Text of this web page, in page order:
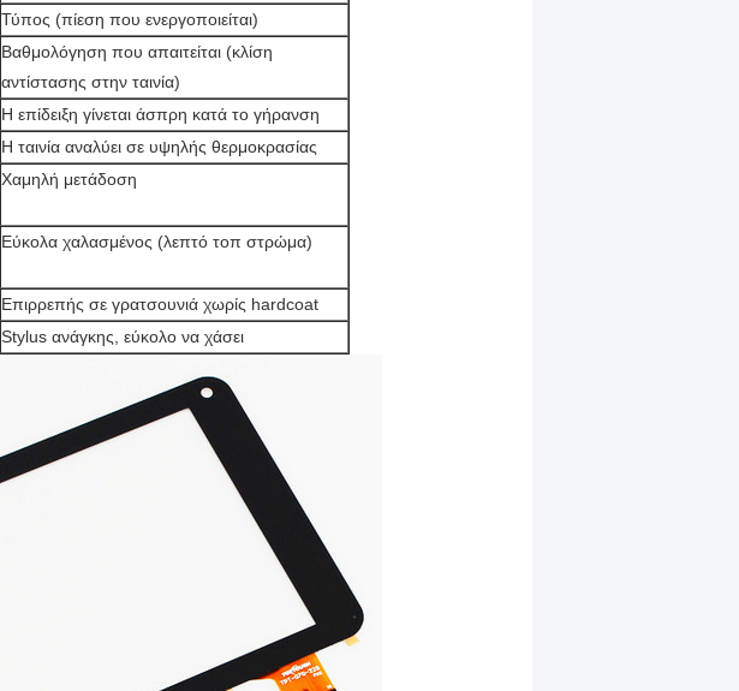
Τύπος (πίεση που ενεργοποιείται)
Βαθμολόγηση που απαιτείται (κλίση
αντίστασης στην ταινία)
Η επίδειξη γίνεται άσπρη κατά το γήρανση
Η ταινία αναλύει σε υψηλής θερμοκρασίας
Χαμηλή μετάδοση
Εύκολα χαλασμένος (λεπτό τοπ στρώμα)
Επιρρεπής σε γρατσουνιά χωρίς hardcoat
Stylus ανάγκης, εύκολο να χάσει